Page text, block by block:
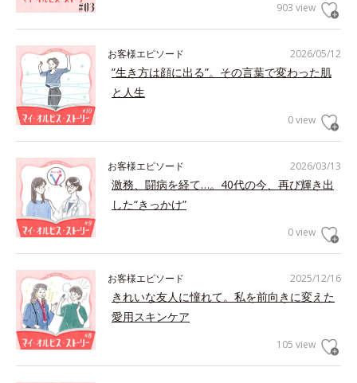
903 view
2026/05/12
お客様エピソード
”生き方は顔に出る”。その言葉で変わった肌
と人生
0 view
2026/03/13
お客様エピソード
激務、闘病を経て…。40代の今、再び輝き出
した“きっかけ”
0 view
2025/12/16
お客様エピソード
きれいな友人に憧れて。私を前向きに変えた
愛用スキンケア
105 view